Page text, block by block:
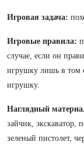
Игровая задача:
Игровые правила:
случае, если он
игрушку лишь в том
игрушку.
Наглядный
зайчик, экскаватор,
зеленый пистолет,